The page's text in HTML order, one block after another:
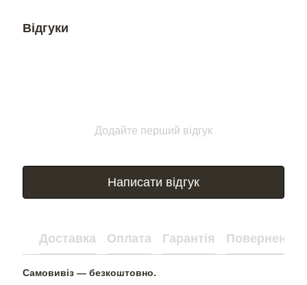
Відгуки
Додайте перший відгук
Написати відгук
Доставка Оплата Гарантія Повернення
Самовивіз — безкоштовно.